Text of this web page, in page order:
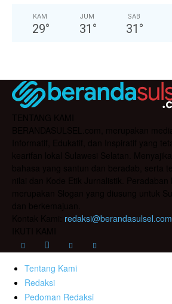
KAM
29°
JUM
31 °
SAB
31 °
redaksi@berandasulsel.com
Tentang Kami
Redaksi
Pedoman Redaksi